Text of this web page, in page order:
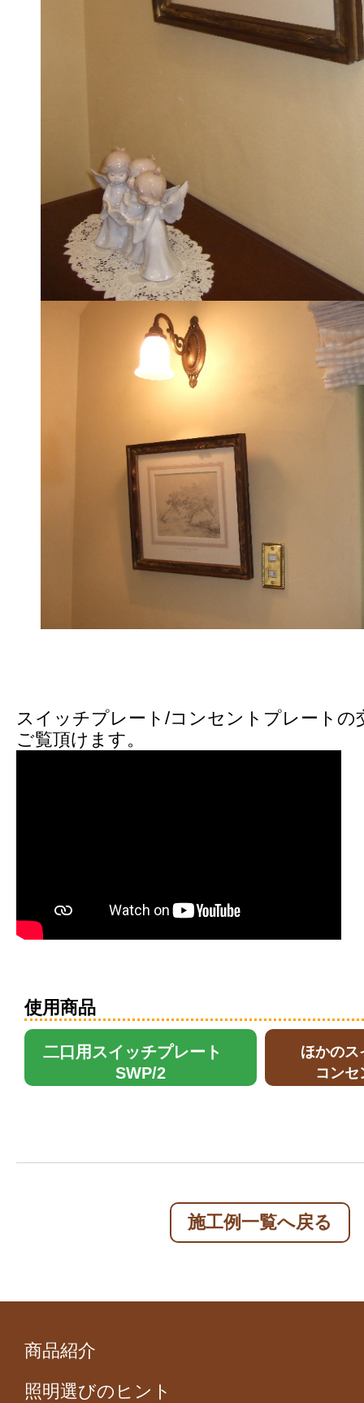
スイッチプレート/コンセントプレートの
ご覧頂けます。
使用商品
二口用スイッチプレート
SWP/2
ほかのス
コンセ
施工例一覧へ戻る
商品紹介
照明選びのヒント